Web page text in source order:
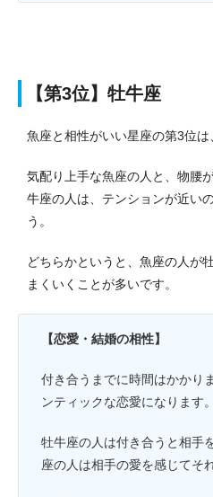
【第3位】牡牛座
魚座と相性がいい星座の第3位は
気配り上手な魚座の人と、物腰
牛座の人は、テンションが近い
う。
どちらかというと、魚座の人が
まくいくことが多いです。
【恋愛・結婚の相性】
付き合うまでに時間はかかり
ンティックな恋愛になります。
牡牛座の人は付き合うと相手
座の人は相手の愛を感じてそ